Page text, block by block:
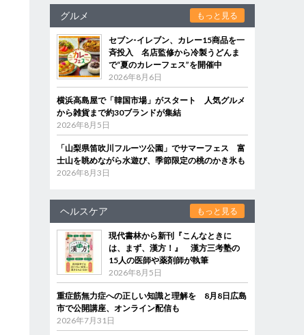
グルメ もっと見る
セブン‐イレブン、カレー15商品を一
斉投入 名店監修から冷製うどんま
で“夏のカレーフェス”を開催中
2026年8月6日
横浜高島屋で「韓国市場」がスタート 人気グルメ
から雑貨まで約30ブランドが集結
2026年8月5日
「山梨県笛吹川フルーツ公園」でサマーフェス 富
士山を眺めながら水遊び、季節限定の桃のかき氷も
2026年8月3日
ヘルスケア もっと見る
現代書林から新刊『こんなときに
は、まず、漢方！』 漢方三考塾の
15人の医師や薬剤師が執筆
2026年8月5日
重症筋無力症への正しい知識と理解を 8月8日広島
市で公開講座、オンライン配信も
2026年7月31日